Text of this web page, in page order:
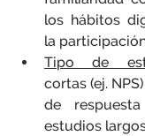
los hábitos
la
Tipo de
cortas (ej.
de
estudios